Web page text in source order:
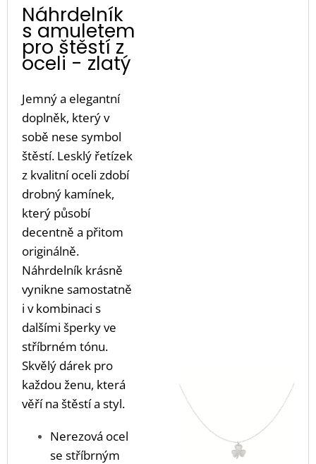
Náhrdelník
s amuletem
pro štěstí z
oceli - zlatý
Jemný a elegantní
doplněk, který v
sobě nese symbol
štěstí. Lesklý řetízek
z kvalitní oceli zdobí
drobný kamínek,
který působí
decentně a přitom
originálně.
Náhrdelník krásně
vynikne samostatně
i v kombinaci s
dalšími šperky ve
stříbrném tónu.
Skvělý dárek pro
každou ženu, která
věří na štěstí a styl.
Nerezová ocel
se stříbrným